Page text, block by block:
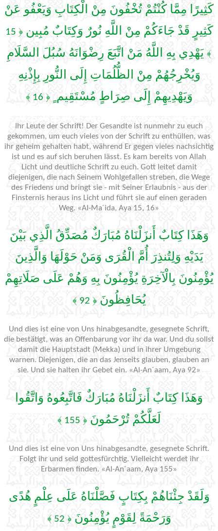
كَثِيرًا مِمَّا كُنْتُمْ تُخْفُونَ مِنْ الْكِتَابِ وَيَعْفُو عَنْ
كَثِيرٍ قَدْ جَاءَكُمْ مِنْ اللَّهِ نُورٌ وَكِتَابٌ مُبِين
﴿ 15
﴾ يَهْدِي بِهِ اللَّهُ مَنْ اتَّبَعَ رِضْوَانَهُ سُبُلَ السَّلَامِ
وَيُخْرِجُهُمْ مِنْ الظُّلُمَاتِ إِلَى النُّورِ بِإِذْنِهِ
وَيَهْدِيهِمْ إِلَى صِرَاطٍ مُسْتَقِيم ٍ﴿ 16 ﴾
Ihr Leute der Schrift! Der Gesandte ist nunmehr zu euch
gekommen, um euch vieles von der Schrift zu enthüllen, was
ihr geheim gehalten habt, während Er gegen vieles nachsichtig
ist und es auf sich beruhen lässt. Es kam bereits von Allah
Licht und deutliche Schrift zu euch. Gott leitet damit
diejenigen, die nach Seinem Wohlgefallen streben, die Wege
des Friedens und bringt sie - mit Seiner Erlaubnis - aus der
Finsternis heraus ins Licht und führt sie auf einen geraden
Weg. «Al-Ma´ida, Aya 15, 16»
وَهَذَا كِتَابٌ أَنزَلْنَاهُ مُبَارَكٌ مُصَدِّقُ الَّذِي بَيْنَ
يَدَيْهِ وَلِتُنذِرَ أُمَّ الْقُرَى وَمَنْ حَوْلَهَا وَالَّذِينَ
يُؤْمِنُونَ بِالْآخِرَةِ يُؤْمِنُونَ بِهِ وَهُمْ عَلَى صَلَاتِهِمْ
يُحَافِظُونَ﴿ 92 ﴾
Und dies ist eine von Uns hinabgesandte, gesegnete Schrift,
die bestätigt, was an Offenbarung vor ihr da war. Und du sollst
damit die Hauptstadt (Mekka) und in ihrer Umgebung
warnen. Diejenigen, die an das Jenseits glauben, glauben an
sie. Und sie halten ihr Gebet ein. «Al-An´aam, Aya 92»
وَهَذَا كِتَابٌ أَنزَلْنَاهُ مُبَارَكٌ فَاتَّبِعُوهُ وَاتَّقُوا
لَعَلَّكُمْ تُرْحَمُونَ﴿ 155 ﴾
Und dies ist eine von Uns hinabgesandte, gesegnete Schrift.
Folgt ihr und seid gottesfürchtig. Vielleicht werdet ihr
Erbarmen finden. «Al-An´aam, Aya 155»
وَلَقَدْ جِئْنَاهُمْ بِكِتَابٍ فَصَّلْنَاهُ عَلَى عِلْمٍ هُدًى
وَرَحْمَةً لِقَوْمٍ يُؤْمِنُونَ﴿ 52 ﴾